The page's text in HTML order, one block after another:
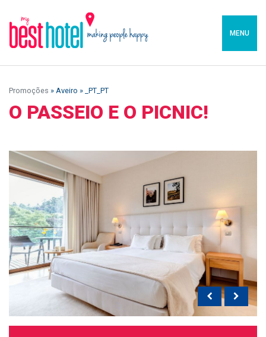
MENU
Promoções » Aveiro » _PT_PT
O PASSEIO E O PICNIC!